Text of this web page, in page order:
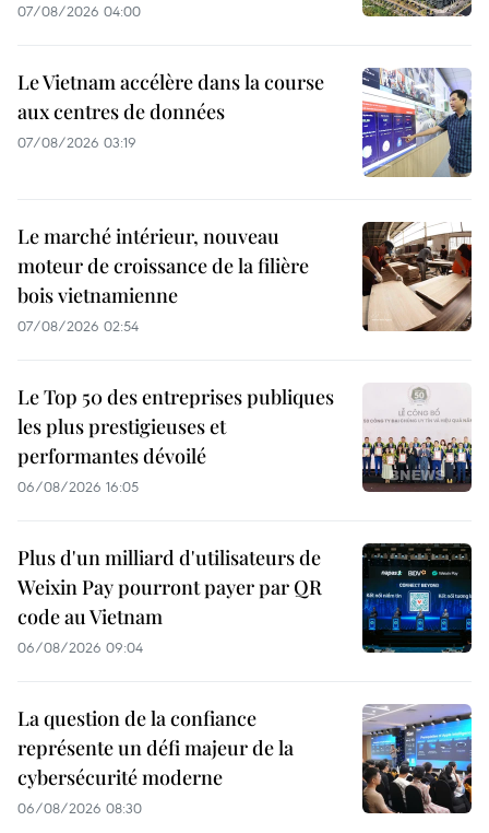
07/08/2026 04:00
Le Vietnam accélère dans la course
aux centres de données
07/08/2026 03:19
Le marché intérieur, nouveau
moteur de croissance de la filière
bois vietnamienne
07/08/2026 02:54
Le Top 50 des entreprises publiques
les plus prestigieuses et
performantes dévoilé
06/08/2026 16:05
Plus d'un milliard d'utilisateurs de
Weixin Pay pourront payer par QR
code au Vietnam
06/08/2026 09:04
La question de la confiance
représente un défi majeur de la
cybersécurité moderne
06/08/2026 08:30